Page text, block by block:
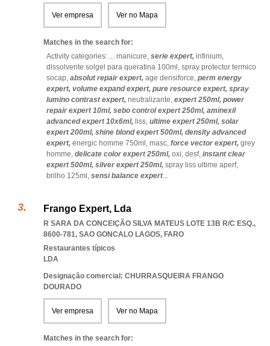
Ver empresa Ver no Mapa
Matches in the search for:
Activity categories: ... manicure, serie expert, infinium,
dissolvente solgel para queratina 100ml, spray protector termico
socap, absolut repair expert, age densiforce, perm energy
expert, volume expand expert, pure resource expert, spray
lumino contrast expert, neutralizante, expert 250ml, power
repair expert 10ml, sebo control expert 250ml, aminexil
advanced expert 10x6ml, liss, ultime expert 250ml, solar
expert 200ml, shine blond expert 500ml, density advanced
expert, energic homme 750ml, masc, force vector expert, grey
homme, delicate color expert 250ml, oxi, desf, instant clear
expert 500ml, silver expert 250ml, spray liss ultime aperf,
brilho 125ml, sensi balance expert...
Frango Expert, Lda
R SARA DA CONCEIÇÃO SILVA MATEUS LOTE 13B R/C ESQ.,
8600-781, SAO GONCALO LAGOS, FARO
Restaurantes típicos
LDA
Designação comercial: CHURRASQUEIRA FRANGO
DOURADO
Ver empresa Ver no Mapa
Matches in the search for: